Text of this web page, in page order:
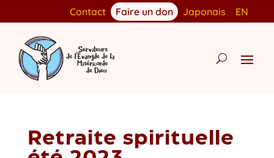
Contact Faire un don Japonais EN
Retraite spirituelle